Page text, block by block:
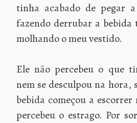
tinha acabado de pegar
fazendo derrubar a bebida
molhando o meu vestido.
Ele não percebeu o que
nem se desculpou na hora,
bebida começou a
percebeu o estrago. Por